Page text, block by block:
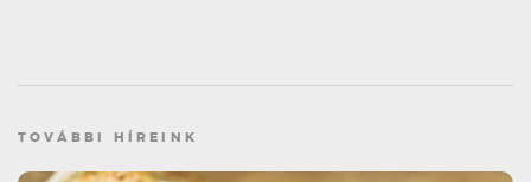
TOVÁBBI HÍREINK